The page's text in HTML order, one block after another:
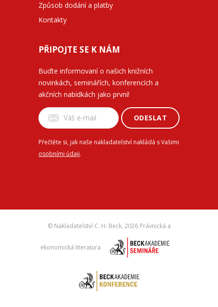
Způsob dodání a platby
Kontakty
PŘIPOJTE SE K NÁM
Buďte informovaní o našich knižních
novinkách, seminářích, konferencích a
akčních nabídkách jako první!
ODESLAT
Přečtěte si, jak naše nakladatelství nakládá s Vašimi
osobními údaji.
© Nakladatelství C. H. Beck, 2026 Právnická a
ekonomická literatura